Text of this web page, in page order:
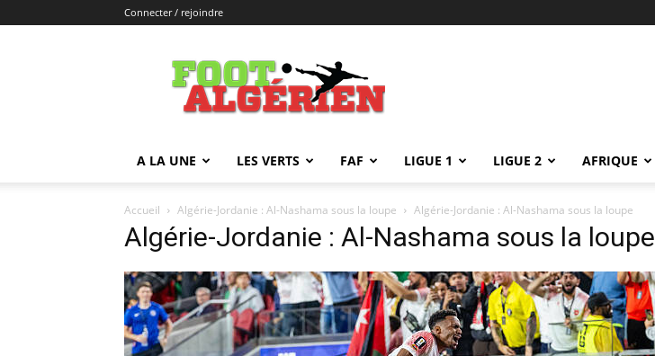
Connecter / rejoindre
FOOTALGERIEN
A LA UNE LES VERTS FAF LIGUE 1 LIGUE 2 AFRIQUE
Accueil Algérie-Jordanie : Al-Nashama sous la loupe Algérie-Jordanie : Al-Nashama sous la loupe
Algérie-Jordanie : Al-Nashama sous la loupe